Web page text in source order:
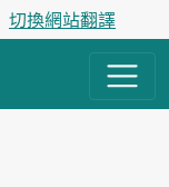
切換網站翻譯